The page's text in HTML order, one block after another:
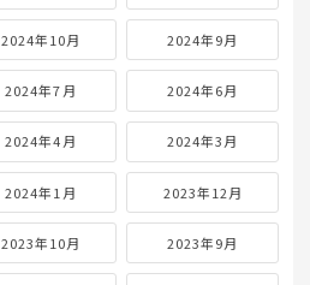
2024年10月 2024年9月
2024年7月 2024年6月
2024年4月 2024年3月
2024年1月 2023年12月
2023年10月 2023年9月